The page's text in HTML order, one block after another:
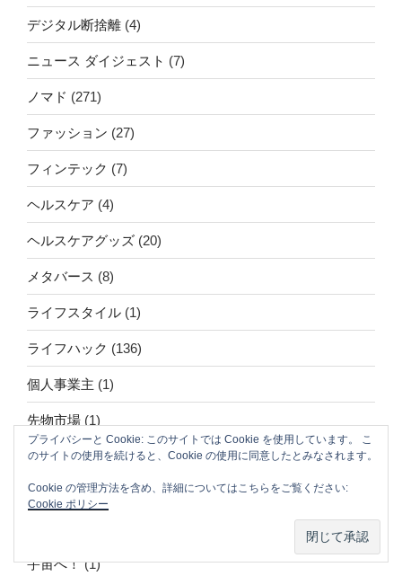
デジタル断捨離 (4)
ニュース ダイジェスト (7)
ノマド (271)
ファッション (27)
フィンテック (7)
ヘルスケア (4)
ヘルスケアグッズ (20)
メタバース (8)
ライフスタイル (1)
ライフハック (136)
個人事業主 (1)
先物市場 (1)
吉野家(1)
堀江貴文(6)
宇宙へ！(1)
プライバシーと Cookie: このサイトでは Cookie を使用しています。 こ
のサイトの使用を続けると、Cookie の使用に同意したとみなされます。
Cookie の管理方法を含め、詳細についてはこちらをご覧ください:
Cookie ポリシー